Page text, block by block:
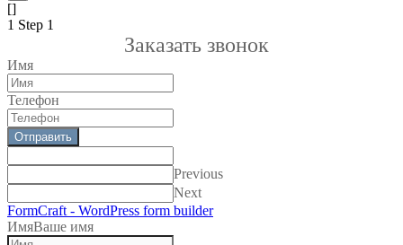
[]
1 Step 1
Заказать звонок
Имя
Телефон
Отправить
Previous
Next
FormCraft - WordPress form builder
ИмяВаше имя